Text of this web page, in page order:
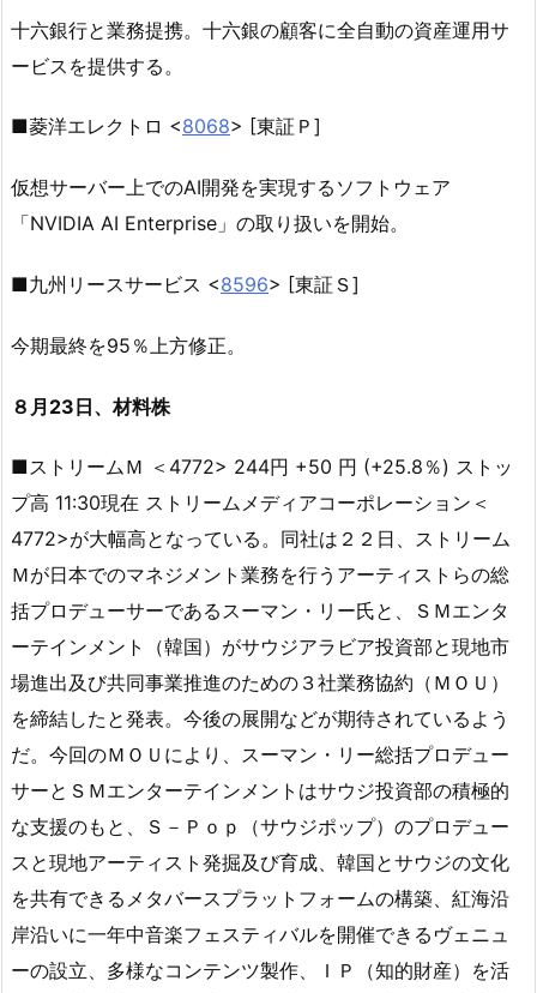
十六銀行と業務提携。十六銀の顧客に全自動の資産運用サ
ービスを提供する。
■菱洋エレクトロ <8068> [東証Ｐ]
仮想サーバー上でのAI開発を実現するソフトウェア
「NVIDIA AI Enterprise」の取り扱いを開始。
■九州リースサービス <8596> [東証Ｓ]
今期最終を95％上方修正。
８月23日、材料株
■ストリームＭ ＜4772> 244円 +50 円 (+25.8％) ストッ
プ高 11:30現在 ストリームメディアコーポレーション＜
4772>が大幅高となっている。同社は２２日、ストリーム
Ｍが日本でのマネジメント業務を行うアーティストらの総
括プロデューサーであるスーマン・リー氏と、ＳＭエンタ
ーテインメント（韓国）がサウジアラビア投資部と現地市
場進出及び共同事業推進のための３社業務協約（ＭＯＵ）
を締結したと発表。今後の展開などが期待されているよう
だ。今回のＭＯＵにより、スーマン・リー総括プロデュー
サーとＳＭエンターテインメントはサウジ投資部の積極的
な支援のもと、Ｓ－Ｐｏｐ（サウジポップ）のプロデュー
スと現地アーティスト発掘及び育成、韓国とサウジの文化
を共有できるメタバースプラットフォームの構築、紅海沿
岸沿いに一年中音楽フェスティバルを開催できるヴェニュ
ーの設立、多様なコンテンツ製作、ＩＰ（知的財産）を活